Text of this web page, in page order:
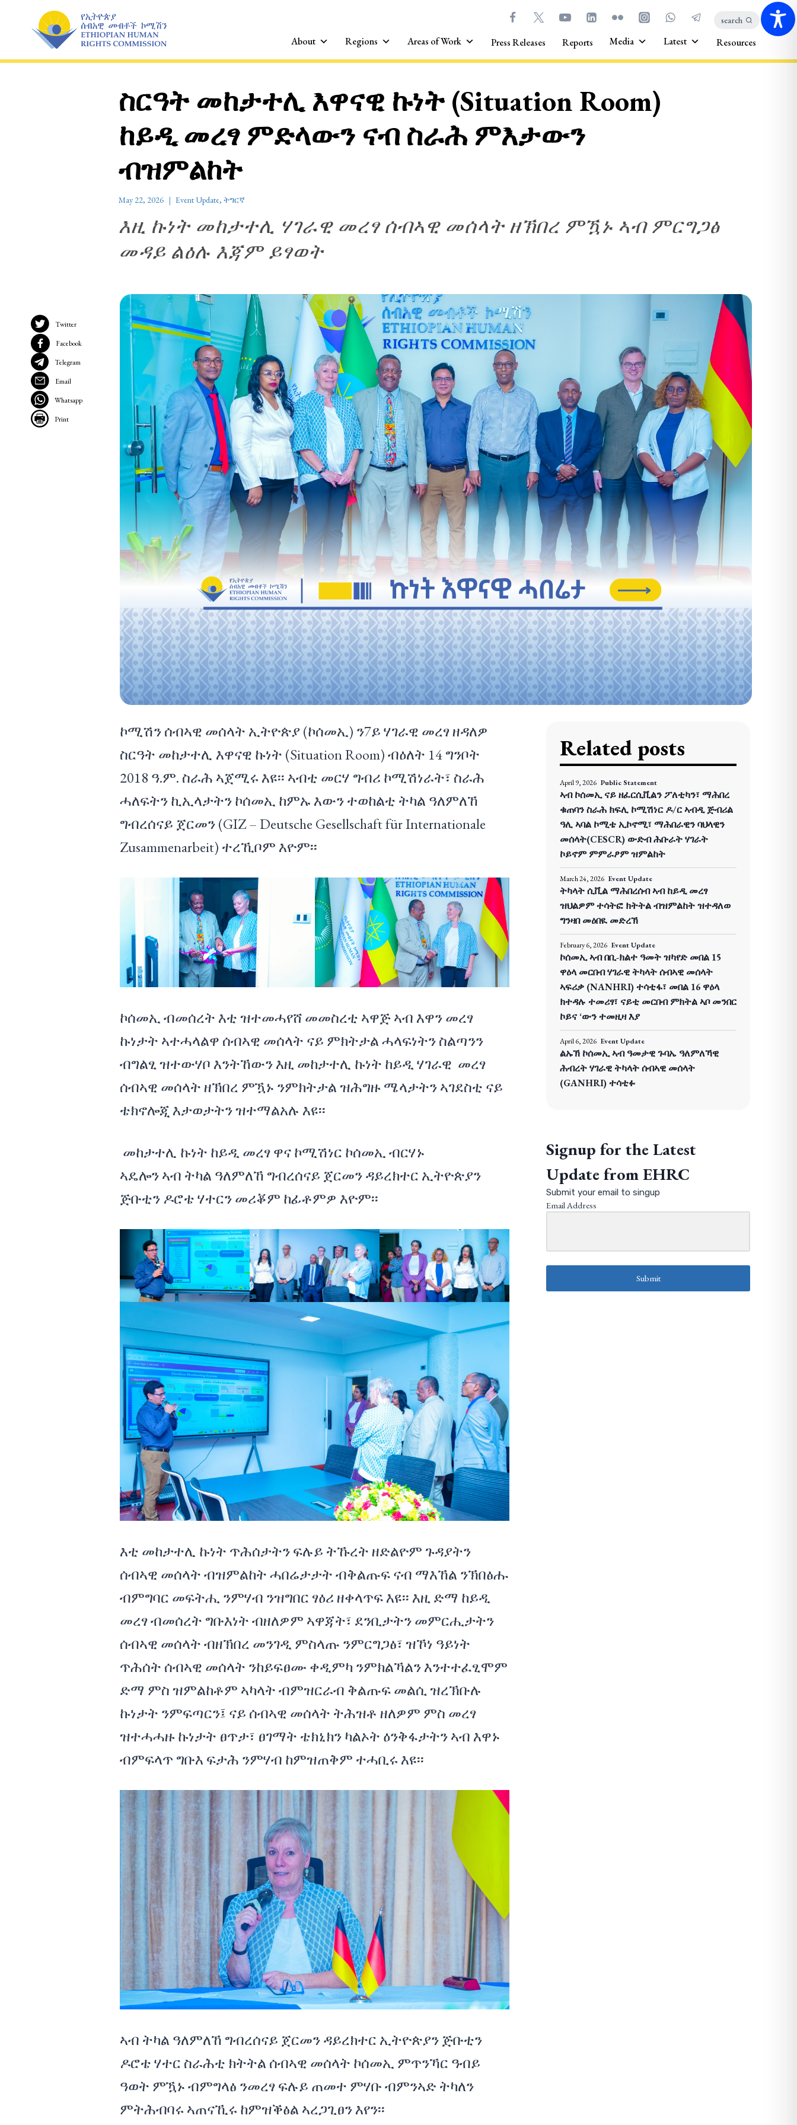
content
search
About Regions Areas of Work Press Releases Reports Media Latest Resources
ስርዓት መከታተሊ እዋናዊ ኩነት (Situation Room)
ከይዲ መረፃ ምድላውን ናብ ስራሕ ምእታውን
ብዝምልከት
May 22, 2026 Event Update, ትግርኛ
እዚ ኩነት መከታተሊ ሃገራዊ መረፃ ሰብኣዊ መሰላት ዘኽበረ ምዃኑ ኣብ ምርግጋፅ
መዳይ ልዕሉ እጃም ይፃወት
Twitter
Facebook
Telegram
Email
Whatsapp
Print
ኮሚሽን ሰብኣዊ መሰላት ኢትዮጵያ (ኮሰመኢ) ን7ይ ሃገራዊ መረፃ ዘዳለዎ
ስርዓት መከታተሊ እዋናዊ ኩነት (Situation Room) ብዕለት 14 ግንቦት
2018 ዓ.ም. ስራሕ ኣጀሚሩ እዩ፡፡ ኣብቲ መርሃ ግብሪ ኮሚሽነራት፣ ስራሕ
ሓለፍትን ኪኢላታትን ኮሰመኢ ከምኡ እውን ተወከልቲ ትካል ዓለምለኸ
ግብረሰናይ ጀርመን (GIZ – Deutsche Gesellschaft für Internationale
Zusammenarbeit) ተረኺቦም እዮም፡፡
ኮሰመኢ ብመሰረት እቲ ዝተመሓየሸ መመስረቲ ኣዋጅ ኣብ እዋን መረፃ
ኩነታት ኣተሓላልዋ ሰብኣዊ መሰላት ናይ ምክትታል ሓላፍነትን ስልጣንን
ብግልፂ ዝተውሃቦ እንትኸውን እዚ መከታተሊ ኩነት ከይዲ ሃገራዊ መረፃ
ሰብኣዊ መሰላት ዘኽበረ ምዃኑ ንምክትታል ዝሕግዙ ሜላታትን ኣገደስቲ ናይ
ቴክኖሎጂ እታወታትን ዝተማልአሉ እዩ፡፡
መከታተሊ ኩነት ከይዲ መረፃ ዋና ኮሚሽነር ኮሰመኢ ብርሃኑ
ኣዴሎን ኣብ ትካል ዓለምለኸ ግብረሰናይ ጀርመን ዳይረክተር ኢትዮጵያን
ጅቡቲን ዶሮቴ ሃተርን መሪቖም ከፊቶምዎ እዮም፡፡
እቲ መከታተሊ ኩነት ጥሕሰታትን ፍሉይ ትኹረት ዘድልዮም ጉዳያትን
ሰብኣዊ መሰላት ብዝምልከት ሓበሬታታት ብቅልጡፍ ናብ ማእኸል ንኽበፅሑ
ብምግባር መፍትሒ ንምሃብ ንዝግበር ፃዕሪ ዘቀላጥፍ እዩ፡፡ እዚ ድማ ከይዲ
መረፃ ብመሰረት ግቡእነት ብዘለዎም ኣዋጃት፣ ደንቢታትን መምርሒታትን
ሰብኣዊ መሰላት ብዘኽበረ መንገዲ ምስላጡ ንምርግጋፅ፣ ዝኾነ ዓይነት
ጥሕሰት ሰብኣዊ መሰላት ንከይፍፀሙ ቀዲምካ ንምክልኻልን እንተተፈፂሞም
ድማ ምስ ዝምልከቶም ኣካላት ብምዝርራብ ቅልጡፍ መልሲ ዝረኽቡሉ
ኩነታት ንምፍጣርን፤ ናይ ሰብኣዊ መሰላት ትሕዝቶ ዘለዎም ምስ መረፃ
ዝተሓሓዙ ኩነታት ፀጥታ፣ ፀገማት ቴክኒክን ካልኦት ዕንቅፋታትን ኣብ እዋኑ
ብምፍላጥ ግቡእ ፍታሕ ንምሃብ ከምዝጠቅም ተሓቢሩ እዩ፡፡
ኣብ ትካል ዓለምለኸ ግብረሰናይ ጀርመን ዳይረክተር ኢትዮጵያን ጅቡቲን
ዶሮቴ ሃተር ስራሕቲ ክትትል ሰብኣዊ መሰላት ኮሰመኢ ምጥንኻር ዓብይ
ዓወት ምዃኑ ብምግላፅ ንመረፃ ፍሉይ ጠመተ ምሃቡ ብምንኣድ ትካለን
ምትሕብባሩ ኣጠናኺሩ ከምዝቕፅል ኣረጋጊፀን እየን፡፡
Related posts
April 9, 2026 Public Statement
ኣብ ኮሰመኢ ናይ ዘፈርሲቪልን ፖለቲካን፣ ማሕበረ
ቁጠባን ስራሕ ክፍሊ ኮሚሽነር ዶ/ር ኣብዲ ጅብሪል
ዓሊ ኣባል ኮሚቴ ኢኮኖሚ፣ ማሕበራዊን ባህላዊን
መሰላት(CESCR) ውድብ ሕቡራት ሃገራት
ኮይኖም ምምራፆም ዝምልከት
March 24, 2026 Event Update
ትካላት ሲቪል ማሕበረሰብ ኣብ ከይዲ መረፃ
ዝህልዎም ተሳትፎ ክትትል ብዝምልከት ዝተዳለወ
ግንዛበ መዕበዪ መድረኽ
February 6, 2026 Event Update
ኮሰመኢ ኣብ በቢ-ክልተ ዓመት ዝካየድ መበል 15
ዋዕላ መርበብ ሃገራዊ ትካላት ሰብኣዊ መሰላት
ኣፍሪቃ (NANHRI) ተሳቲፋ፣ መበል 16 ዋዕላ
ክተዳሉ ተመሪፃ፣ ናይቲ መርበብ ምክትል ኣቦ መንበር
ኮይና ‘ውን ተመዚዛ እያ
April 6, 2026 Event Update
ልኡኽ ኮሰመኢ ኣብ ዓመታዊ ጉባኤ ዓለምለኻዊ
ሕብረት ሃገራዊ ትካላት ሰብኣዊ መሰላት
(GANHRI) ተሳቲፉ
Signup for the Latest
Update from EHRC
Submit your email to singup
Email Address
Submit